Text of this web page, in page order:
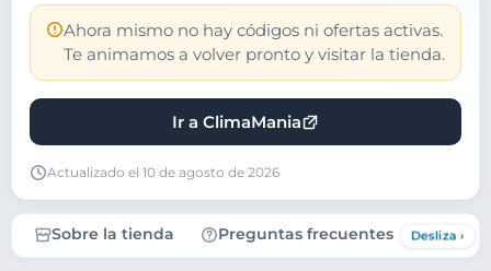
Ahora mismo no hay códigos ni ofertas activas.
Te animamos a volver pronto y visitar la tienda.
Ir a ClimaMania
Actualizado el 10 de agosto de 2026
Sobre la tienda Preguntas frecuentes